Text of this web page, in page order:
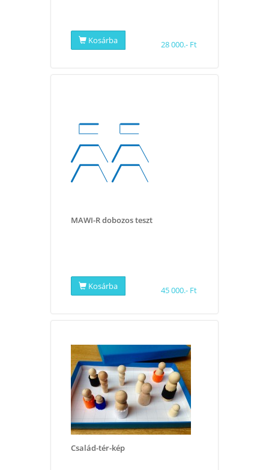
Kosárba 28 000.- Ft
MAWI-R dobozos teszt
Kosárba 45 000.- Ft
Család-tér-kép